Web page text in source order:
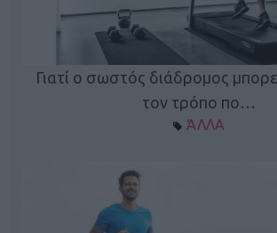
Γιατί ο σωστός διάδρομος
τον τρόπο πο…
ΆΛΛΑ